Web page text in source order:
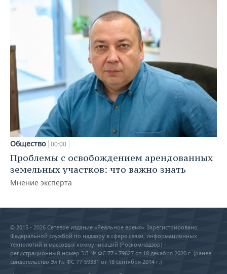
Общество 00:00
Проблемы с освобождением арендованных
земельных участков: что важно знать
Мнение эксперта
© 2015 - 2026 Сетевое издание «Реальное время» Зарегистрировано
Федеральной службой по надзору в сфере связи, информационных
технологий и массовых коммуникаций (Роскомнадзор) –
регистрационный номер ЭЛ № ФС 77 - 79627 от 18 декабря 2020 г. (ранее
свидетельство Эл № ФС 77-59331 от 18 сентября 2014 г.)